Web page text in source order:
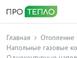
Главная Отопление
Напольные газовые